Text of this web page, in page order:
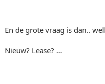
En de grote vraag is dan..
Nieuw? Lease? ...